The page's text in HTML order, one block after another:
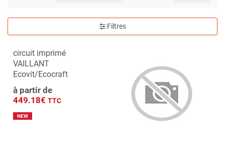
Filtres
circuit imprimé
VAILLANT
Ecovit/Ecocraft
à partir de
449.18€ TTC
NEW